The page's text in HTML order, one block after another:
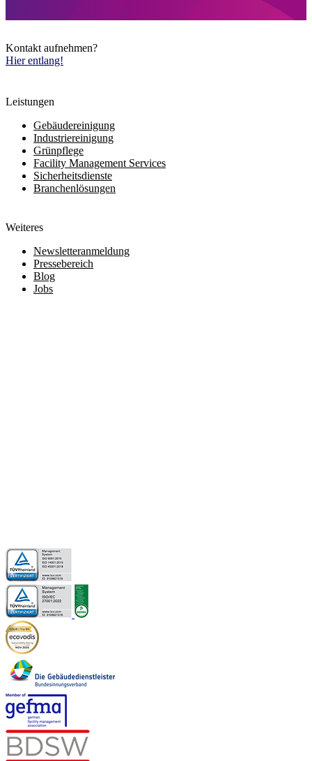
Kontakt aufnehmen?
Hier entlang!
Leistungen
Gebäudereinigung
Industriereinigung
Grünpflege
Facility Management Services
Sicherheitsdienste
Branchenlösungen
Weiteres
Newsletteranmeldung
Pressebereich
Blog
Jobs